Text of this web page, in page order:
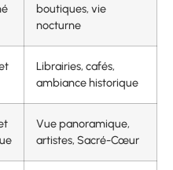
boutiques, vie
nocturne
Librairies, cafés,
ambiance historique
Vue panoramique,
artistes, Sacré-Cœur